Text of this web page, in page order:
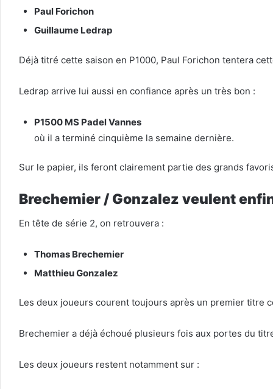
Paul Forichon
Guillaume Ledrap
Déjà titré cette saison en P1000, Paul Forichon tentera
Ledrap arrive lui aussi en confiance après un très bon :
P1500 MS Padel Vannes
où il a terminé cinquième la semaine dernière.
Sur le papier, ils feront clairement partie des grands
Brechemier / Gonzalez veulent
En tête de série 2, on retrouvera :
Thomas Brechemier
Matthieu Gonzalez
Les deux joueurs courent toujours après un premier titre
Brechemier a déjà échoué plusieurs fois aux portes du
Les deux joueurs restent notamment sur :